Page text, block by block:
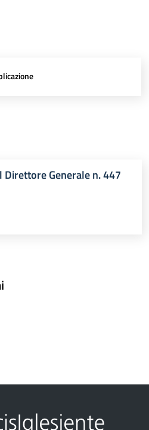
Direttore Generale n. 447